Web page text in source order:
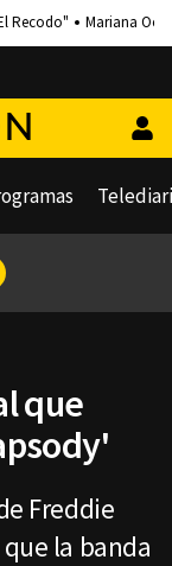
Recodo" Mariana
que
Freddie
la banda